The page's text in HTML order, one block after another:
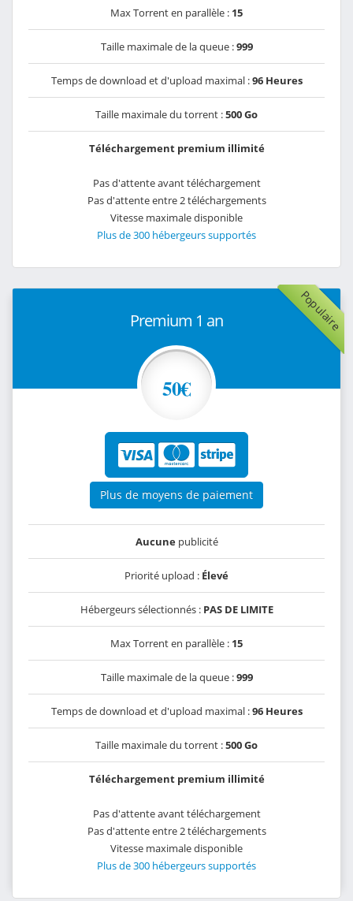
Max Torrent en parallèle : 15
Taille maximale de la queue :999
Temps de download et d'upload maximal :96 Heures
Taille maximale du torrent :500 Go
Téléchargement premium illimité
Pas d'attente avant téléchargement
Pas d'attente entre 2 téléchargements
Vitesse maximale disponible
Plus de 300 hébergeurs supportés
Populaire
Premium 1 an
50€
Plus de moyens de paiement
Aucunepublicité
Priorité upload : Élevé
Hébergeurs sélectionnés : PAS DE LIMITE
Max Torrent en parallèle : 15
Taille maximale de la queue :999
Temps de download et d'upload maximal :96 Heures
Taille maximale du torrent :500 Go
Téléchargement premium illimité
Pas d'attente avant téléchargement
Pas d'attente entre 2 téléchargements
Vitesse maximale disponible
Plus de 300 hébergeurs supportés